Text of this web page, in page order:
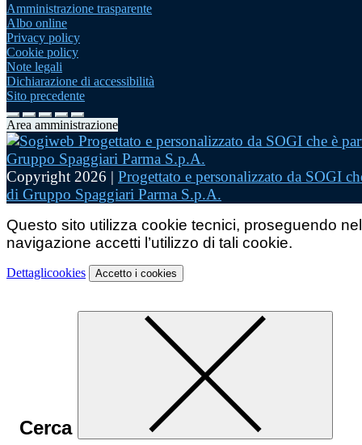
Amministrazione trasparente
Albo online
Privacy policy
Cookie policy
Note legali
Dichiarazione di accessibilità
Sito precedente
Area amministrazione
Copyright 2026 | Progettato e personalizzato da SOGI
di Gruppo Spaggiari Parma S.p.A.
Questo sito utilizza cookie tecnici, proseguendo
navigazione accetti l’utilizzo di tali cookie.
Dettaglicookies Accetto i cookies
Cerca